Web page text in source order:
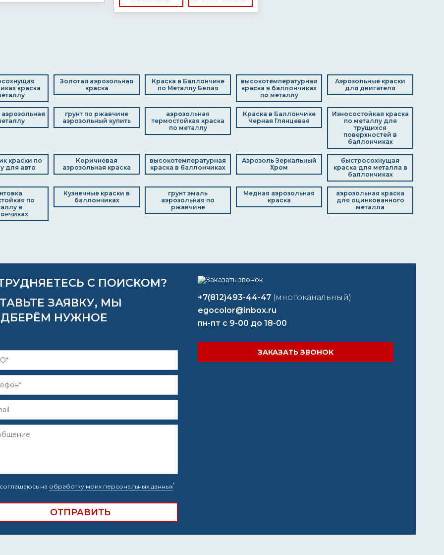
краска
Золотая аэрозольная
краска
Краска в Баллончике
по Металлу Белая
высокотемпературная
краска в баллончиках
по металлу
Аэрозольные краски
для двигателя
аэрозольная
грунт по ржавчине
аэрозольный купить
аэрозольная
термостойкая краска
по металлу
Краска в Баллончике
Черная Глянцевая
Износостойкая краска
по металлу для
трущихся
поверхностей в
баллончиках
краски по
для авто
Коричневая
аэрозольная краска
высокотемпературная
краска в баллончиках
Аэрозоль Зеркальный
Хром
быстросохнущая
краска для металла в
баллончиках
по
в
Кузнечные краски в
баллончиках
грунт эмаль
аэрозольная по
ржавчине
Медная аэрозольная
краска
аэрозольная краска
для оцинкованного
металла
С ПОИСКОМ?
ЗАЯВКУ, МЫ
НУЖНОЕ
на обработку моих персональных данных*
+7(812)493-44-47 (многоканальный)
egocolor@inbox.ru
пн-пт с 9-00 до 18-00
ЗАКАЗАТЬ ЗВОНОК